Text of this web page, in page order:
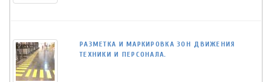
РАЗМЕТКА И МАРКИРОВКА ЗОН ДВИЖЕНИЯ
ТЕХНИКИ И ПЕРСОНАЛА.